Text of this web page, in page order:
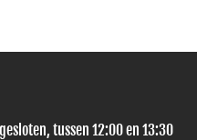
tussen 12:00 en 13:30